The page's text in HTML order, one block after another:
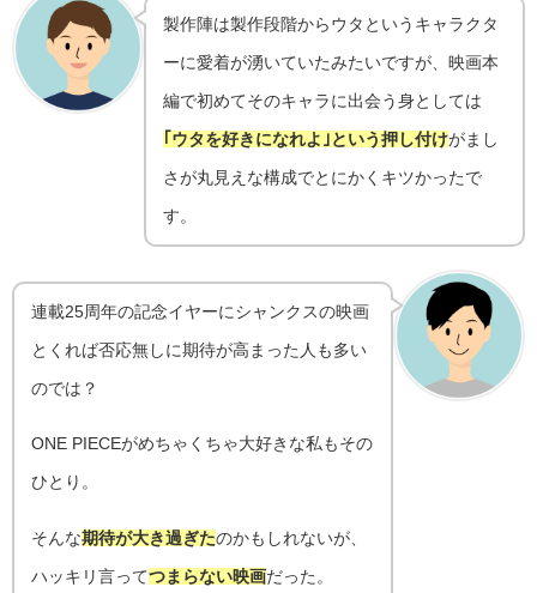
製作陣は製作段階からウタというキャラクタ
ーに愛着が湧いていたみたいですが、映画本
編で初めてそのキャラに出会う身としては
｢ウタを好きになれよ｣という押し付けがまし
さが丸見えな構成でとにかくキツかったで
す。
連載25周年の記念イヤーにシャンクスの映画
とくれば否応無しに期待が高まった人も多い
のでは？
ONE PIECEがめちゃくちゃ大好きな私もその
ひとり。
そんな期待が大き過ぎたのかもしれないが、
ハッキリ言ってつまらない映画だった。